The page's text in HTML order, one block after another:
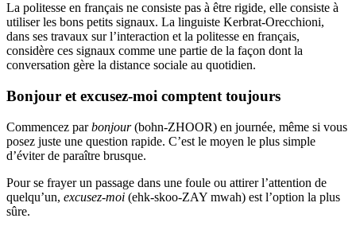
La politesse en français ne consiste pas à être rigide, elle consiste à
utiliser les bons petits signaux. La linguiste Kerbrat-Orecchioni,
dans ses travaux sur l’interaction et la politesse en français,
considère ces signaux comme une partie de la façon dont la
conversation gère la distance sociale au quotidien.
Bonjour et excusez-moi comptent toujours
Commencez parbonjour(bohn-ZHOOR) en journée, même si vous
posez juste une question rapide. C’est le moyen le plus simple
d’éviter de paraître brusque.
Pour se frayer un passage dans une foule ou attirer l’attention de
quelqu’un, excusez-moi (ehk-skoo-ZAY mwah) est l’option la plus
sûre.